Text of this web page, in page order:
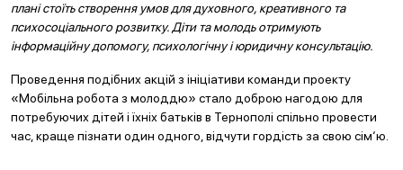
плані стоїть створення умов для духовного, креативного та
психосоціального розвитку. Діти та молодь отримують
інформаційну допомогу, психологічну і юридичну консультацію.
Проведення подібних акцій з ініціативи команди проекту
«Мобільна робота з молоддю» стало доброю нагодою для
потребуючих дітей і їхніх батьків в Тернополі спільно провести
час, краще пізнати один одного, відчути гордість за свою сім‘ю.